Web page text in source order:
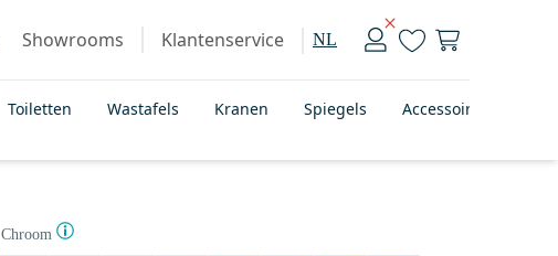
Showrooms Klantenservice NL
Toiletten Wastafels Kranen Spiegels Accessoires
Chroom